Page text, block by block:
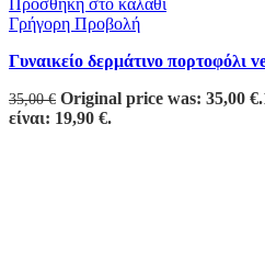
Γρήγορη Προβολή
Γυναικείο δερμάτινο πορτοφόλι
35,00€ Original price was: 35,00 €.
είναι: 19,90 €.